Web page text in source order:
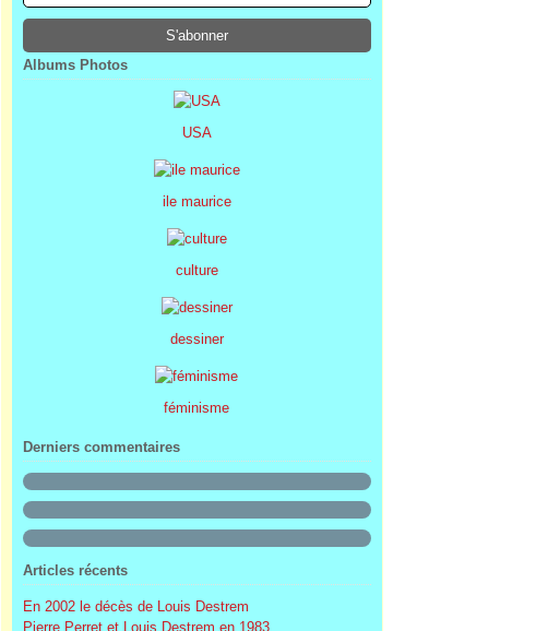
Janvier(68)
Février(7)
Janvier(2)
Albums Photos
USA
ile maurice
culture
dessiner
féminisme
Derniers commentaires
Articles récents
En 2002 le décès de Louis Destrem
Pierre Perret et Louis Destrem en 1983